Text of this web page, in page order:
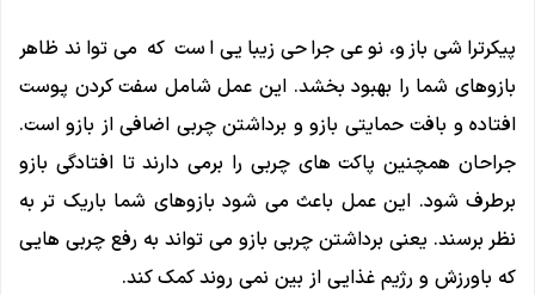
پیکرتراشی بازو، نوعی جراحی زیبایی است که می تواند ظاهر
بازوهای شما را بهبود بخشد. این عمل شامل سفت کردن پوست
افتاده و بافت حمایتی بازو و برداشتن چربی اضافی از بازو است.
جراحان همچنین پاکت های چربی را برمی دارند تا افتادگی بازو
برطرف شود. این عمل باعث می ‌شود بازوهای شما باریک تر به
نظر برسند. یعنی برداشتن چربی بازو می تواند به رفع چربی هایی
که باورزش و رژیم غذایی از بین نمی روند کمک کند.